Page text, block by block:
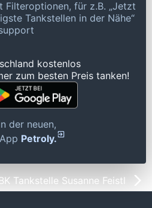
Filteroptionen, für z.B. „Jetzt
Tankstellen in der Nähe“
kostenlos
zum besten Preis tanken!
der neuen,
Petroly.
Tankstelle Susanne Feistl